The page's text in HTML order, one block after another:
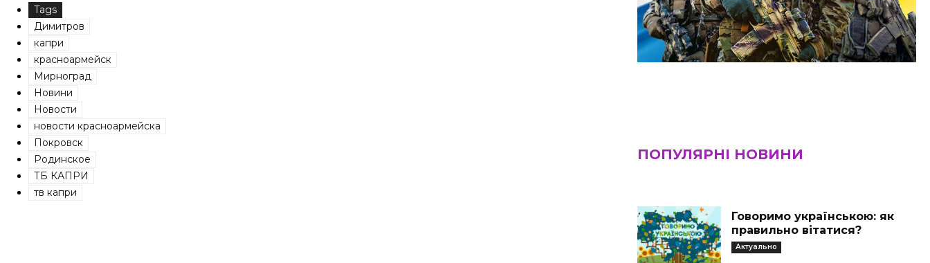
Tags
Димитров
капри
красноармейск
Мирноград
Новини
Новости
новости красноармейска
Покровск
Родинское
ТБ КАПРИ
тв капри
ПОПУЛЯРНІ НОВИНИ
Говоримо українською: як
правильно вітатися?
Актуально